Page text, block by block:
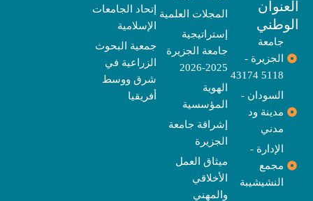
الجزيرة -
السودان -
مدينة ود
الإدارة -
مجمع
النشيشيبة
المجلات العلمية
إستراتيجية
جامعة الجزيرة
المؤسسية
إشراقة جامعة
الجزيرة
ميثاق العمل
الأخلاقي
والمهني
إتحاد الجامعات
الإسلامية
جمعية البحوث
الزراعية في
شرق ووسط
o
t